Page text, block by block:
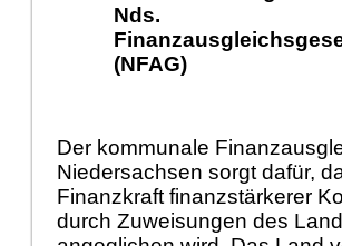
Nds.
(NFAG)
Der kommunale
Niedersachsen sorgt dafür,
Finanzkraft finanzstärkerer
durch Zuweisungen des